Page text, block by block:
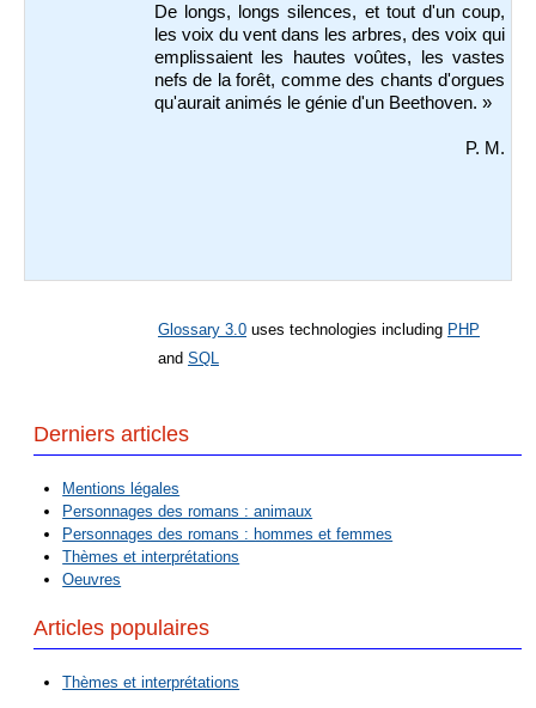
De longs, longs silences, et tout d'un coup,
les voix du vent dans les arbres, des voix qui
emplissaient les hautes voûtes, les vastes
nefs de la forêt, comme des chants d'orgues
qu'aurait animés le génie d'un Beethoven. »
P. M.
Glossary 3.0 uses technologies including PHP
and SQL
Derniers articles
Mentions légales
Personnages des romans : animaux
Personnages des romans : hommes et femmes
Thèmes et interprétations
Oeuvres
Articles populaires
Thèmes et interprétations